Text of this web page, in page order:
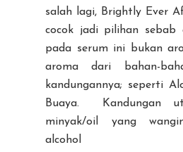
salah lagi, Brightly Ever
cocok jadi pilihan sebab
pada serum ini bukan
aroma dari bahan-
kandungannya; seperti
Buaya. Kandungan
minyak/oil yang
alcohol